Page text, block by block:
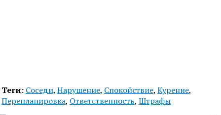
Теги: Соседи, Нарушение, Спокойствие, Курение,
Перепланировка, Ответственность, Штрафы